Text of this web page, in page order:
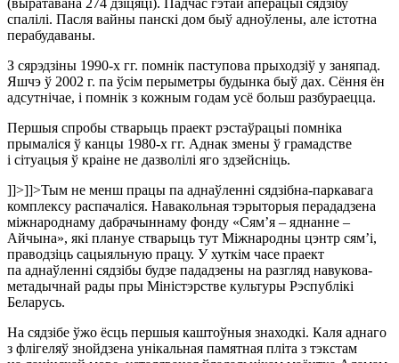
спалілі. Пасля вайны панскі дом быў адноўлены, але істотна
перабудаваны.
З сярэдзіны 1990-х гг. помнік паступова прыходзіў у заняпад.
Яшчэ ў 2002 г. па ўсім перыметры будынка быў дах. Сёння ён
адсутнічае, і помнік з кожным годам усё больш разбураецца.
Першыя спробы стварыць праект рэстаўрацыі помніка
прымаліся ў канцы 1980-х гг. Аднак змены ў грамадстве
і сітуацыя ў краіне не дазволілі яго здзейсніць.
]]>]]>Тым не менш працы па аднаўленні сядзібна-паркавага
комплексу распачаліся. Навакольная тэрыторыя перададзена
міжнароднаму дабрачыннаму фонду «Сям’я – яднанне –
Айчына», які плануе стварыць тут Міжнародны цэнтр сям’і,
праводзіць сацыяльную працу. У хуткім часе праект
па аднаўленні сядзібы будзе пададзены на разгляд навукова-
метадычнай рады пры Міністэрстве культуры Рэспублікі
Беларусь.
На сядзібе ўжо ёсць першыя каштоўныя знаходкі. Каля аднаго
з флігеляў знойдзена унікальная памятная пліта з тэкстам